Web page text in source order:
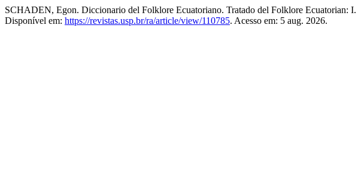
SCHADEN, Egon. Diccionario del Folklore Ecuatoriano. Tratado del Folklore Ecuatorian: I.
Disponível em: https://revistas.usp.br/ra/article/view/110785. Acesso em: 5 aug. 2026.